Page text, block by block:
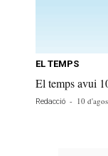
EL TEMPS
El temps avui
Redacció - 10